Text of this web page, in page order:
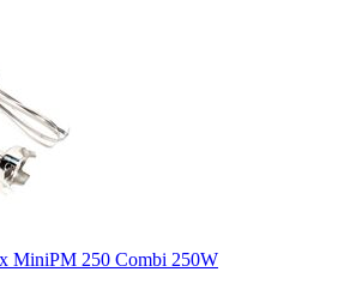
MiniPM 250 Combi 250W